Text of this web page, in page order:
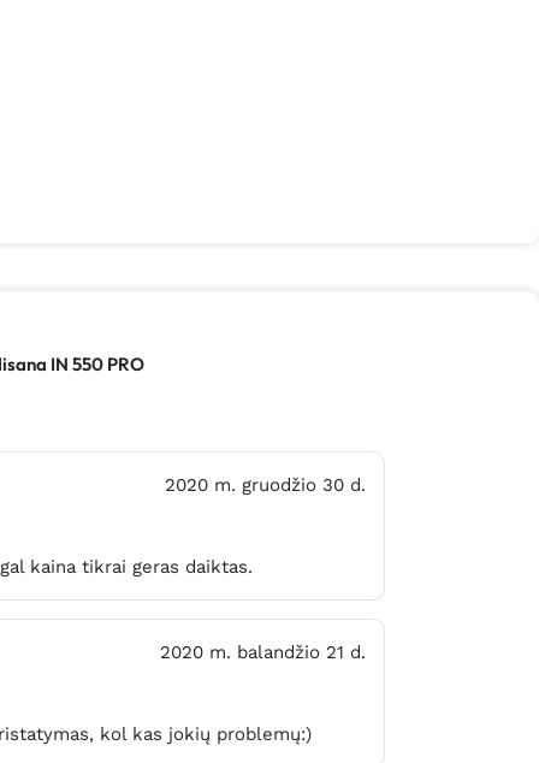
IN 550 PRO
2020 m. gruodžio 30 d.
kaina tikrai geras daiktas.
2020 m. balandžio 21 d.
kol kas jokių problemų:)